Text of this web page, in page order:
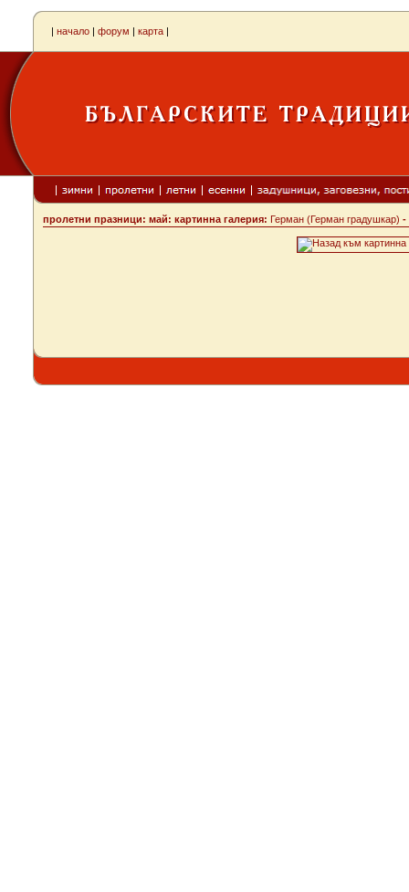
| начало | форум | карта |
пролетни празници: май: картинна галерия: Герман (Герман градушкар) -